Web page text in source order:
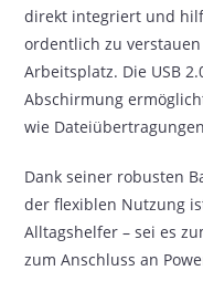
direkt integriert und
ordentlich zu
Arbeitsplatz. Die USB
Abschirmung
wie
Dank seiner robusten
der flexiblen Nutzung
Alltagshelfer – sei es
zum Anschluss an